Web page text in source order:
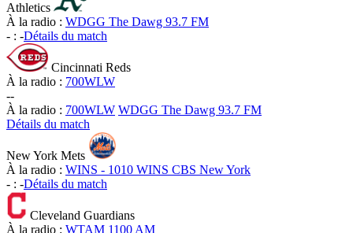
Athletics
À la radio : WDGG The Dawg 93.7 FM
- : -Détails du match
Cincinnati Reds
À la radio : 700WLW
--
À la radio : 700WLW WDGG The Dawg 93.7 FM
Détails du match
New York Mets
À la radio : WINS - 1010 WINS CBS New York
- : -Détails du match
Cleveland Guardians
À la radio : WTAM 1100 AM